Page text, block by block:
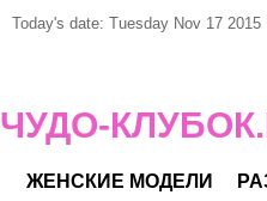
Today's date: Tuesday Nov 17 2015
ЧУДО-
ЖЕНСКИЕ МОДЕЛИ